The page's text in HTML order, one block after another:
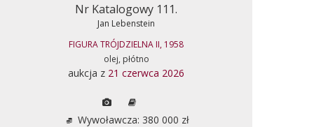
Nr Katalogowy 111.
Jan Lebenstein
FIGURA TRÓJDZIELNA II, 1958
olej, płótno
aukcja z 21 czerwca 2026
Wywoławcza: 380 000 zł